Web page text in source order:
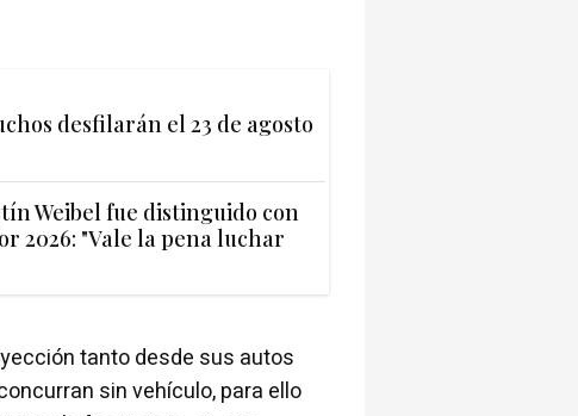
desfilarán el 23 de agosto
Weibel fue distinguido con
2026: "Vale la pena luchar
tanto desde sus autos
sin vehículo, para ello